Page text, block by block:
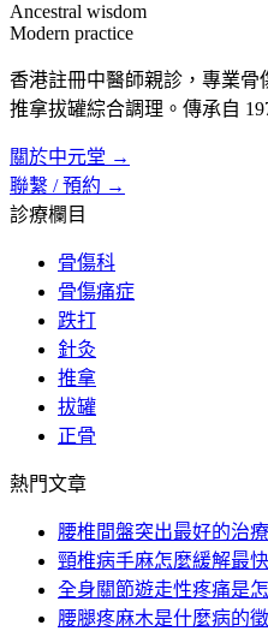
Ancestral wisdom
Modern practice
香港註冊中醫師親診，專業
推拿拔罐綜合調理。傳承自
關於中元堂 →
聯繫 / 預約 →
診療欄目
骨傷科
骨傷痛症
跌打
針灸
推拿
拔罐
正骨
熱門文章
腰椎間盤突出最好的治
頸椎病手麻怎麼緩解最快
全身關節遊走性疼痛是
腰腿疼麻木是什麼病的